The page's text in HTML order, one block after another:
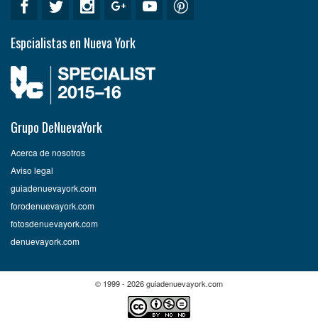
Espcialistas en Nueva York
Grupo DeNuevaYork
Acerca de nosotros
Aviso legal
guiadenuevayork.com
forodenuevayork.com
fotosdenuevayork.com
denuevayork.com
© 1999 - 2026 guiadenuevayork.com